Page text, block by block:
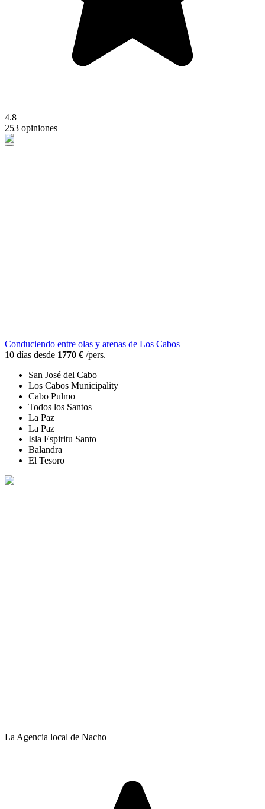
4.8
253 opiniones
Conduciendo entre olas y arenas de Los Cabos
10 días desde 1770 € /pers.
San José del Cabo
Los Cabos Municipality
Cabo Pulmo
Todos los Santos
La Paz
La Paz
Isla Espiritu Santo
Balandra
El Tesoro
La Agencia local de Nacho